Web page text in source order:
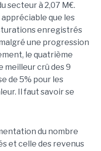
secteur à 2,07 M€.
que les
enregistrés
une progression
le quatrième
crû des 9
de 5% pour les
Il faut savoir se
du nombre
et celle des revenus